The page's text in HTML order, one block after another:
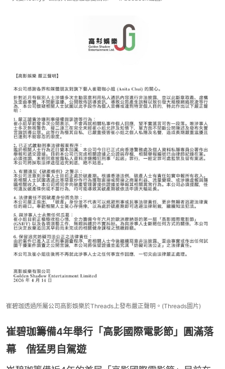
崔碧珈透過所屬公司高影娛樂於Threads上發布嚴正聲明。(Threads圖片)
崔碧珈籌備4年舉行「高影國際電影節」圓滿落
幕 偕猛男自駕遊